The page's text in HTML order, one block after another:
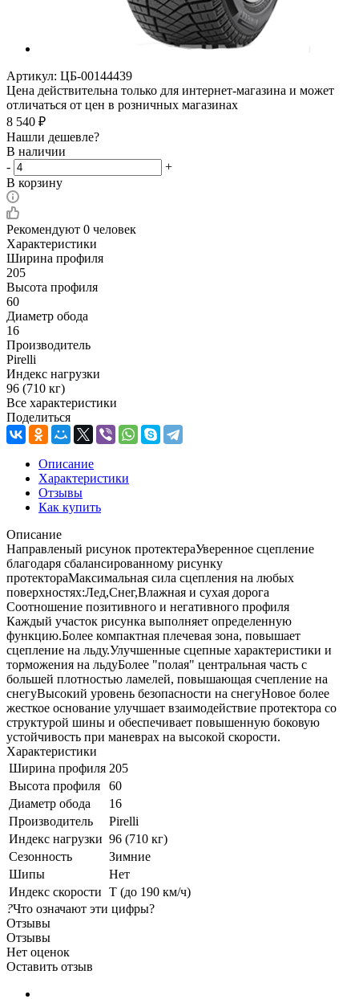
Артикул: ЦБ-00144439
Цена действительна только для интернет-магазина и может
отличаться от цен в розничных магазинах
8 540 ₽
Нашли дешевле?
В наличии
-
+
В корзину
Рекомендуют 0 человек
Характеристики
Ширина профиля
205
Высота профиля
60
Диаметр обода
16
Производитель
Pirelli
Индекс нагрузки
96 (710 кг)
Все характеристики
Поделиться
Описание
Характеристики
Отзывы
Как купить
Описание
Направленый рисунок протектераУверенное сцепление
благодаря сбалансированному рисунку
протектораМаксимальная сила сцепления на любых
поверхностях:Лед,Снег,Влажная и сухая дорога
Соотношение позитивного и негативного профиля
Каждый участок рисунка выполняет определенную
функцию.Более компактная плечевая зона, повышает
сцепление на льду.Улучшенные сцепные характеристики и
торможения на льдуБолее "полая" центральная часть с
большей плотностью ламелей, повышающая счепление на
снегуВысокий уровень безопасности на снегуНовое более
жесткое основание улучшает взаимодействие протектора со
структурой шины и обеспечивает повышенную боковую
устойчивость при маневрах на высокой скорости.
Характеристики
Ширина профиля 205
Высота профиля
60
Диаметр обода
16
Производитель
Pirelli
Индекс нагрузки 96 (710 кг)
Сезонность
Зимние
Шипы
Нет
Индекс скорости T (до 190 км/ч)
?Что означают эти цифры?
Отзывы
Отзывы
Нет оценок
Оставить отзыв